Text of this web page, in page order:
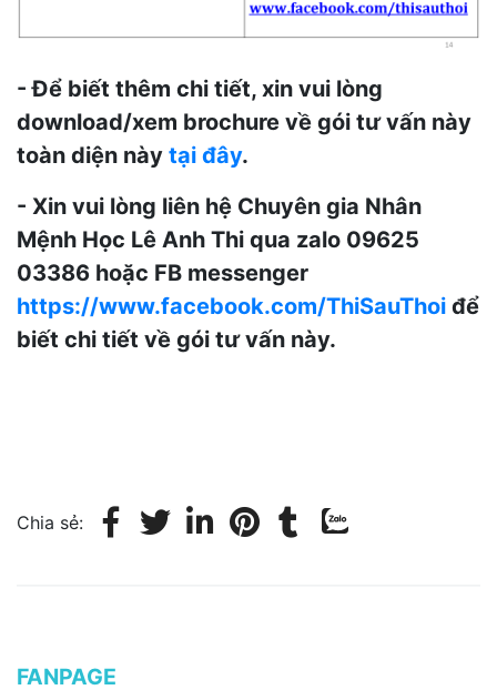
- Để biết thêm chi tiết, xin vui lòng
download/xem brochure về gói tư vấn này
toàn diện này tại đây.
- Xin vui lòng liên hệ Chuyên gia Nhân
Mệnh Học Lê Anh Thi qua zalo 09625
03386 hoặc FB messenger
https://www.facebook.com/ThiSauThoi để
biết chi tiết về gói tư vấn này.
Chia sẻ:
FANPAGE